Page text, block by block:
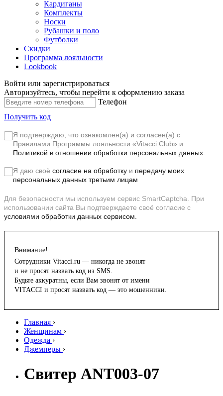
Кардиганы
Комплекты
Носки
Рубашки и поло
Футболки
Скидки
Программа лояльности
Lookbook
Войти или зарегистрироваться
Авторизуйтесь, чтобы перейти к оформлению заказа
Телефон
Получить код
Я подтверждаю, что ознакомлен(а) и согласен(а) с
Правилами Программы лояльности «Vitacci Club» и
Политикой в отношении обработки персональных данных.
Я даю своё согласие на обработку и передачу моих
персональных данных третьим лицам
Для безопасности мы используем сервис SmartCaptcha. При
использовании сайта Вы подтверждаете своё согласие с
условиями обработки данных сервисом.
Внимание!
Сотрудники Vitacci.ru — никогда не звонят
и не просят назвать код из SMS.
Будьте аккуратны, если Вам звонят от имени
VITACCI и просят назвать код — это мошенники.
Главная ›
Женщинам ›
Одежда ›
Джемперы ›
Свитер ANT003-07